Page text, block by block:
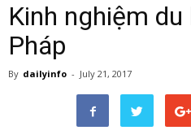
Kinh nghiệm
Pháp
By dailyinfo - July 21, 2017